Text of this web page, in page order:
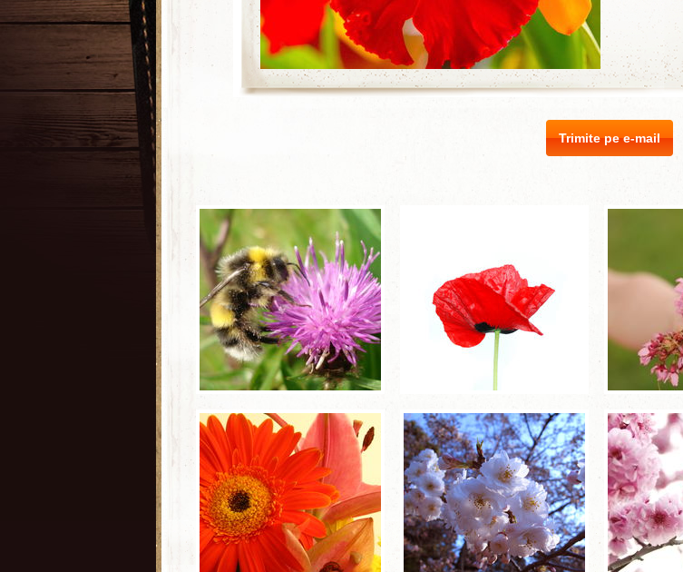
Trimite pe e-mail